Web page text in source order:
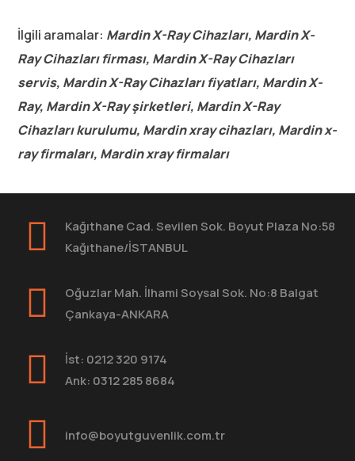
İlgili aramalar: Mardin X-Ray Cihazları, Mardin X-
Ray Cihazları firması, Mardin X-Ray Cihazları
servis, Mardin X-Ray Cihazları fiyatları, Mardin X-
Ray, Mardin X-Ray şirketleri, Mardin X-Ray
Cihazları kurulumu, Mardin xray cihazları, Mardin x-
ray firmaları, Mardin xray firmaları
Kağıthane Cad. Sevilen Sok. Boyut Plaza No:58
Kağıthane/İSTANBUL
Oğuzlar Mah. İlhami Soysal Sok. No:8 Balgat
Çankaya-ANKARA
İst: 0212 320 9174
Ank: 0312 285 8684
info@boyutguvenlik.com.tr